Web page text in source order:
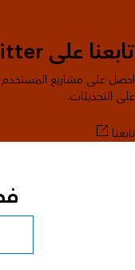
تابعنا على Twitter
احصل على مشاريع
على التحديثات.
تابعنا